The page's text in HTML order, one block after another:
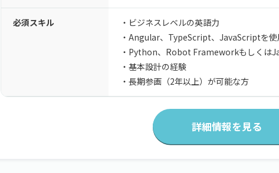
必須スキル
・ビジネスレベルの英語力
・Angular、TypeScript、JavaScriptを
・Python、Robot Frameworkもしくは
・基本設計の経験
・長期参画（2年以上）が可能な方
詳細情報を見る